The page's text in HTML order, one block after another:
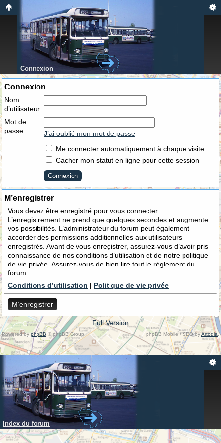
Connexion
Connexion
Nom
d’utilisateur:
Mot de
passe:
J’ai oublié mon mot de passe
Me connecter automatiquement à chaque visite
Cacher mon statut en ligne pour cette session
M’enregistrer
Vous devez être enregistré pour vous connecter.
L’enregistrement ne prend que quelques secondes et augmente
vos possibilités. L’administrateur du forum peut également
accorder des permissions additionnelles aux utilisateurs
enregistrés. Avant de vous enregistrer, assurez-vous d’avoir pris
connaissance de nos conditions d’utilisation et de notre politique
de vie privée. Assurez-vous de bien lire tout le règlement du
forum.
Conditions d’utilisation | Politique de vie privée
M’enregistrer
Full Version
Powered byphpBB © phpBB Group. phpBB Mobile / SEO byArtodia .
Index du forum